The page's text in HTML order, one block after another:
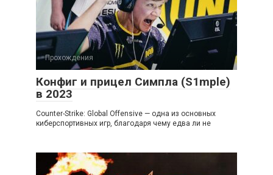
Прохождения
Конфиг и прицел Симпла (S1mple)
в 2023
Counter-Strike: Global Offensive — одна из основных
киберспортивных игр, благодаря чему едва ли не